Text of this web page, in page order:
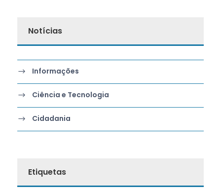
Notícias
Informações
Ciência e Tecnologia
Cidadania
Etiquetas